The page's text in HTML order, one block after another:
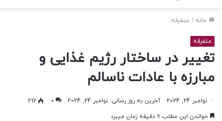
خانه / متفرقه
متفرقه
تغییر در ساختار رژیم غذایی و
مبارزه با عادات ناسالم
نوامبر 24, 2024 آخرین به روز رسانی: نوامبر 24, 2024 0
216
خواندن این مطلب 6 دقیقه زمان میبرد